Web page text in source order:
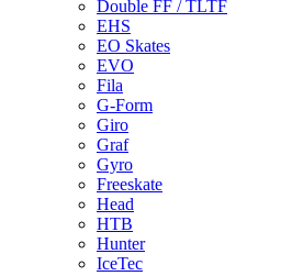
Double FF / TLTF
EHS
EO Skates
EVO
Fila
G-Form
Giro
Graf
Gyro
Freeskate
Head
HTB
Hunter
IceTec